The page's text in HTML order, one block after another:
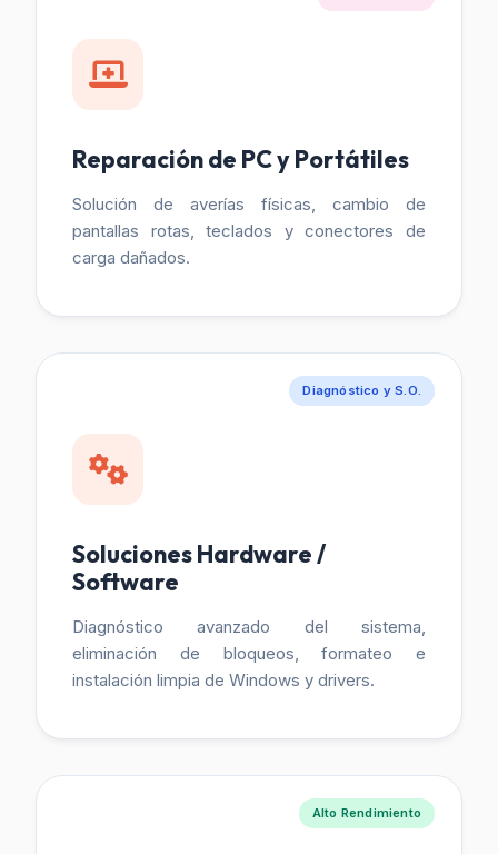
Reparación de PC y Portátiles
Solución de averías físicas, cambio de
pantallas rotas, teclados y conectores de
carga dañados.
Diagnóstico y S.O.
Soluciones Hardware /
Software
Diagnóstico avanzado del sistema,
eliminación de bloqueos, formateo e
instalación limpia de Windows y drivers.
Alto Rendimiento